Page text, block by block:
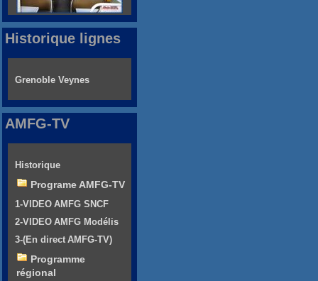
Historique lignes
Grenoble Veynes
AMFG-TV
Historique
Programe AMFG-TV
1-VIDEO AMFG SNCF
2-VIDEO AMFG Modélis
3-(En direct AMFG-TV)
Programme
régional